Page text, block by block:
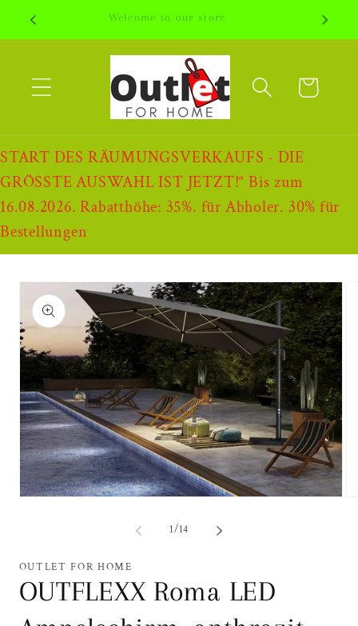
zum
Inhalt
Welcome to our store
Warenkorb
START DES RÄUMUNGSVERKAUFS - DIE
GRÖSSTE AUSWAHL IST JETZT!“ Bis zum
16.08.2026. Rabatthöhe: 35%. für Abholer. 30% für
Bestellungen
1/von
14
OUTLET FOR HOME
OUTFLEXX Roma LED